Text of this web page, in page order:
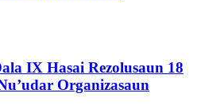
IX Hasai Rezolusaun 18
Organizasaun